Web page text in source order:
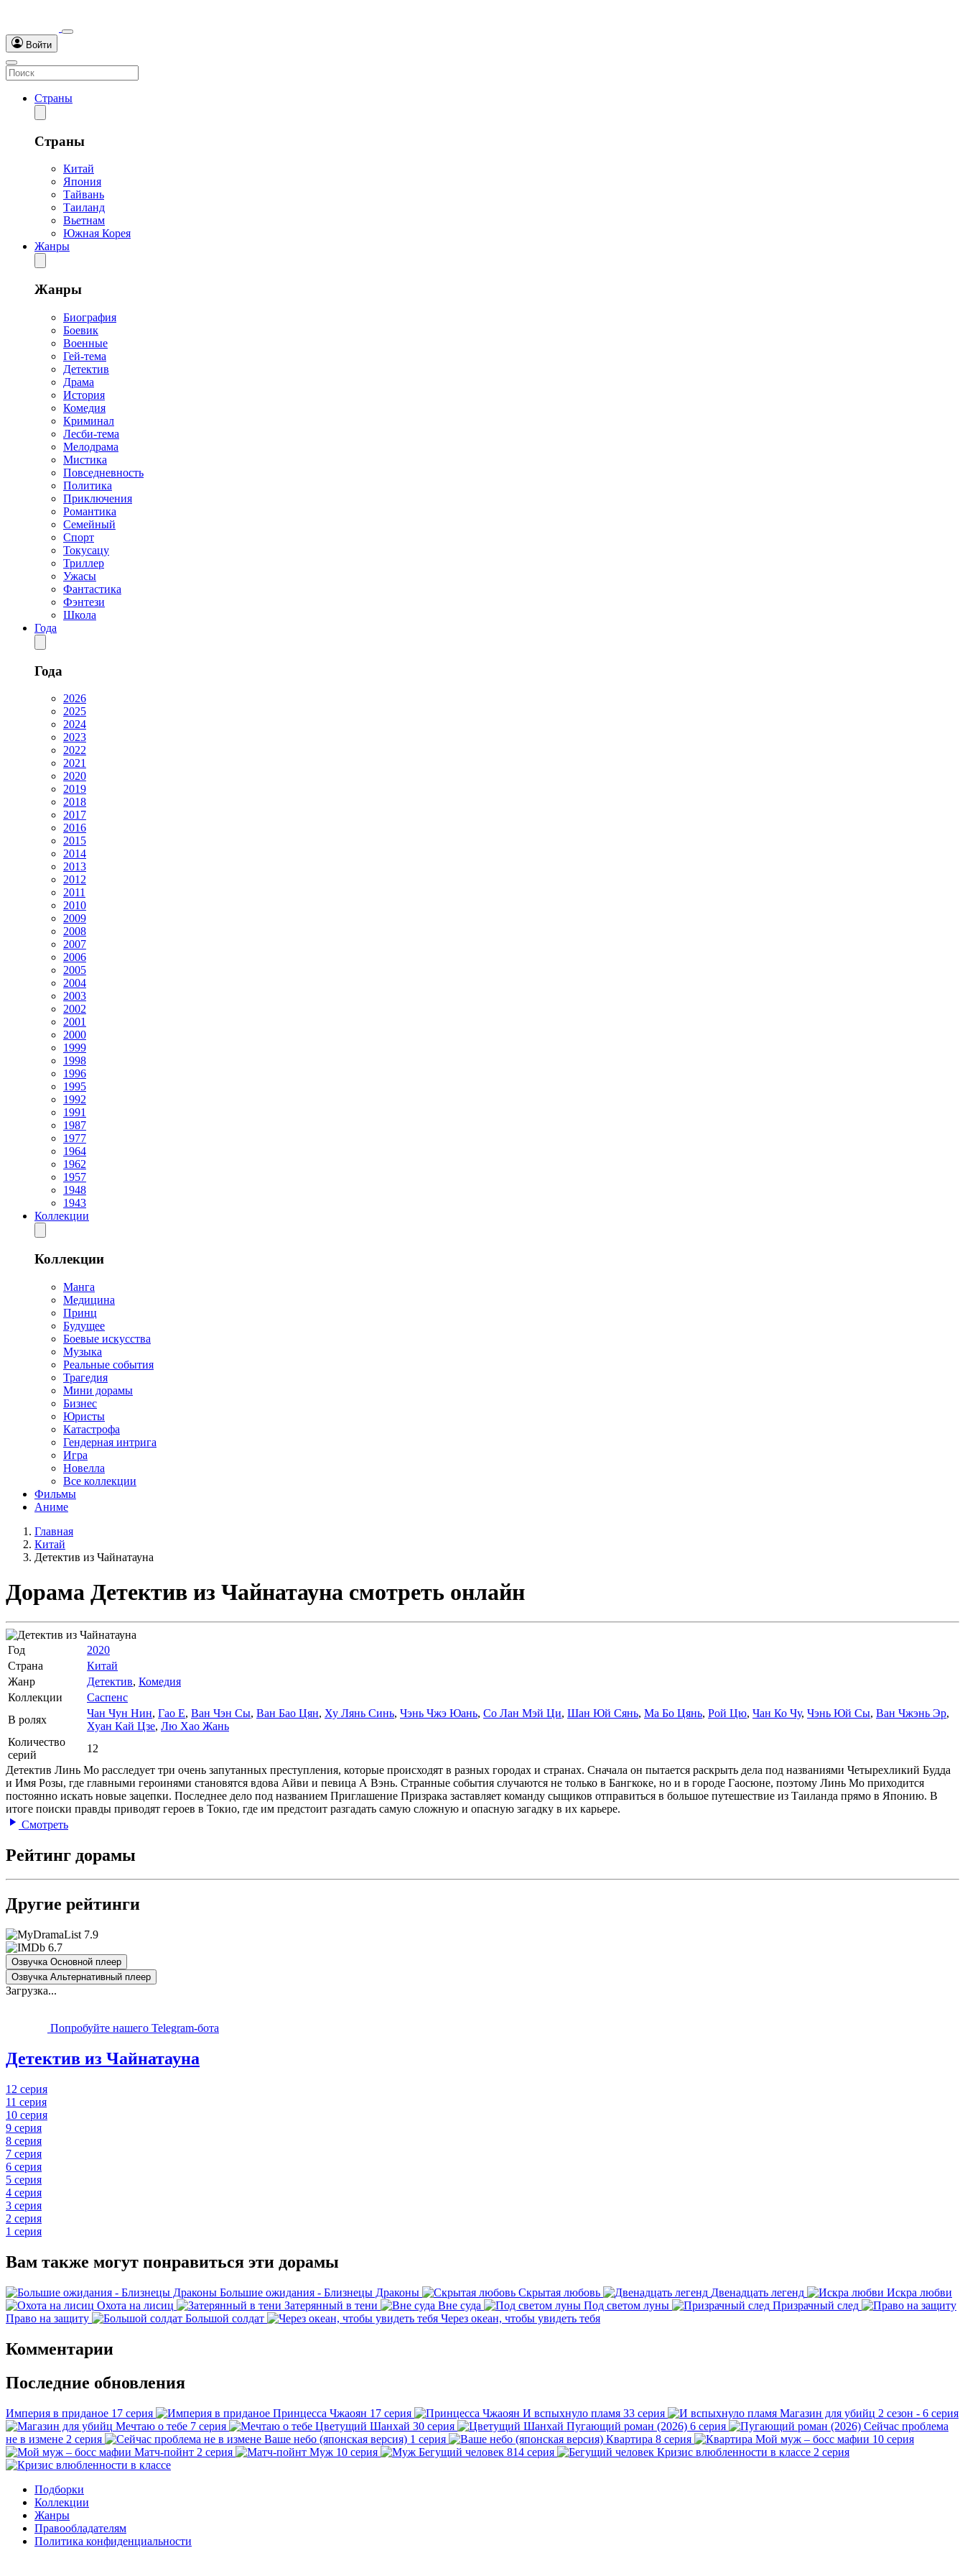
Войти
Страны
Страны
Китай
Япония
Тайвань
Таиланд
Вьетнам
Южная Корея
Жанры
Жанры
Биография
Боевик
Военные
Гей-тема
Детектив
Драма
История
Комедия
Криминал
Лесби-тема
Мелодрама
Мистика
Повседневность
Политика
Приключения
Романтика
Семейный
Спорт
Токусацу
Триллер
Ужасы
Фантастика
Фэнтези
Школа
Года
Года
2026
2025
2024
2023
2022
2021
2020
2019
2018
2017
2016
2015
2014
2013
2012
2011
2010
2009
2008
2007
2006
2005
2004
2003
2002
2001
2000
1999
1998
1996
1995
1992
1991
1987
1977
1964
1962
1957
1948
1943
Коллекции
Коллекции
Манга
Медицина
Принц
Будущее
Боевые искусства
Музыка
Реальные события
Трагедия
Мини дорамы
Бизнес
Юристы
Катастрофа
Гендерная интрига
Игра
Новелла
Все коллекции
Фильмы
Аниме
Главная
Китай
Детектив из Чайнатауна
Дорама Детектив из Чайнатауна смотреть онлайн
Год
2020
Страна
Китай
Жанр
Детектив, Комедия
Коллекции
Саспенс
В ролях
Чан Чун Нин, Гао Е, Ван Чэн Сы, Ван Бао Цян, Ху Лянь Синь, Чэнь Чжэ Юань, Со Лан Мэй Ци, Шан Юй Сянь, Ма Бо Цянь, Рой Цю, Чан Ко Чу, Чэнь Юй Сы, Ван Чжэнь Эр,
Хуан Кай Цзе, Лю Хао Жань
Количество
серий
12
Детектив Линь Мо расследует три очень запутанных преступления, которые происходят в разных городах и странах. Сначала он пытается раскрыть дела под названиями Четырехликий Будда
и Имя Розы, где главными героинями становятся вдова Айви и певица А Вэнь. Странные события случаются не только в Бангкоке, но и в городе Гаосюне, поэтому Линь Мо приходится
постоянно искать новые зацепки. Последнее дело под названием Приглашение Призрака заставляет команду сыщиков отправиться в большое путешествие из Таиланда прямо в Японию. В
итоге поиски правды приводят героев в Токио, где им предстоит разгадать самую сложную и опасную загадку в их карьере.
Смотреть
Рейтинг дорамы
Другие рейтинги
7.9
6.7
Озвучка Основной плеер
Озвучка Альтернативный плеер
Загрузка...
Попробуйте нашего Telegram-бота
Детектив из Чайнатауна
12 серия
11 серия
10 серия
9 серия
8 серия
7 серия
6 серия
5 серия
4 серия
3 серия
2 серия
1 серия
Вам также могут понравиться эти дорамы
Большие ожидания - Близнецы Драконы Скрытая любовь Двенадцать легенд
Искра любви
Охота на лисиц
Затерянный в тени Вне суда Под светом луны
Призрачный след
Право на защиту
Большой солдат Через океан, чтобы увидеть тебя
Комментарии
Последние обновления
Империя в приданое 17 серия Принцесса Чжаоян 17 серия И вспыхнуло пламя 33 серия Магазин для убийц 2 сезон - 6 серия
Мечтаю о тебе 7 серия Цветущий Шанхай 30 серия Пугающий роман (2026) 6 серия
Сейчас проблема
не в измене 2 серия Ваше небо (японская версия) 1 серия Квартира 8 серия Мой муж – босс мафии 10 серия
Матч-пойнт 2 серия Муж 10 серия Бегущий человек 814 серия Кризис влюбленности в классе 2 серия
Подборки
Коллекции
Жанры
Правообладателям
Политика конфиденциальности